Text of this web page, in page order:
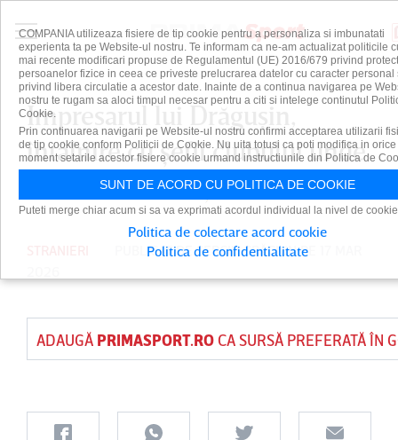
Impresarul lui Drăguşin,
întâlnire cu şefii clubului unde
este dorit fundaşul!
PUBLICAT DESERGIU CRĂCIUNPE 17 MAR
ADAUGĂ PRIMASPORT.ROCA SURSĂ PREFERATĂ ÎN
COMPANIA utilizeaza fisiere de tip cookie pentru a personaliza si imbunatati
experienta ta pe Website-ul nostru. Te informam ca ne-am actualizat politicile
mai recente modificari propuse de Regulamentul (UE) 2016/679 privind
persoanelor fizice in ceea ce priveste prelucrarea datelor cu caracter personal
privind libera circulatie a acestor date. Inainte de a continua navigarea pe
nostru te rugam sa aloci timpul necesar pentru a citi si intelege continutul
Cookie.
Prin continuarea navigarii pe Website-ul nostru confirmi acceptarea utilizarii
de tip cookie conform Politicii de Cookie. Nu uita totusi ca poti modifica in orice
moment setarile acestor fisiere cookie urmand instructiunile din Politica de
SUNT DE ACORD CU POLITICA DE COOKIE
Puteti merge chiar acum si sa va exprimati acordul individual la nivel de
Politica de colectare acord cookie
Politica de confidentialitate